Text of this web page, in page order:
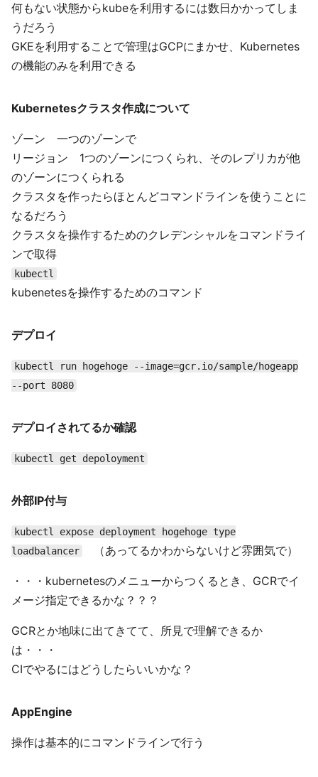
何もない状態からkubeを利用するには数日かかってしま
うだろう
GKEを利用することで管理はGCPにまかせ、Kubernetes
の機能のみを利用できる
Kubernetesクラスタ作成について
ゾーン 一つのゾーンで
リージョン 1つのゾーンにつくられ、そのレプリカが他
のゾーンにつくられる
クラスタを作ったらほとんどコマンドラインを使うことに
なるだろう
クラスタを操作するためのクレデンシャルをコマンドライ
ンで取得
kubectl
kubenetesを操作するためのコマンド
デプロイ
kubectl run hogehoge --image=gcr.io/sample/hogeapp
--port 8080
デプロイされてるか確認
kubectl get depoloyment
外部IP付与
kubectl expose deployment hogehoge type
loadbalancer
（あってるかわからないけど雰囲気で）
・・・kubernetesのメニューからつくるとき、GCRでイ
メージ指定できるかな？？？
GCRとか地味に出てきてて、所見で理解できるか
は・・・
CIでやるにはどうしたらいいかな？
AppEngine
操作は基本的にコマンドラインで行う